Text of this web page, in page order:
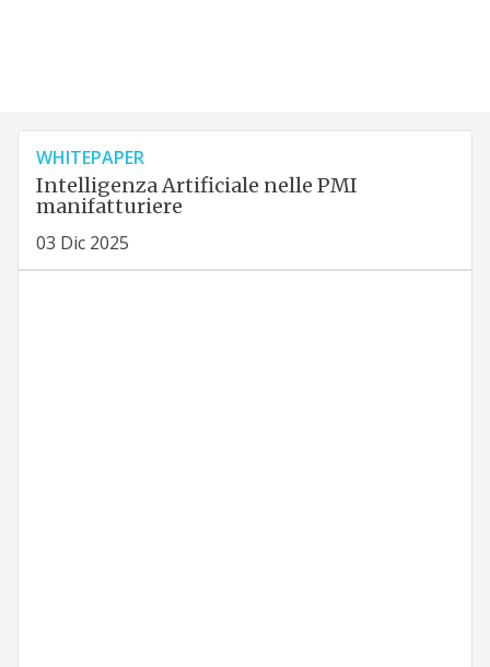
WHITEPAPER
Intelligenza Artificiale nelle PMI
manifatturiere
03 Dic 2025